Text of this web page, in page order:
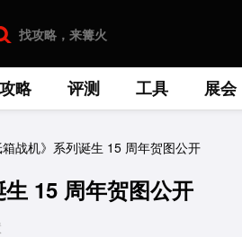
攻略 评测 工具 展会
箱战机》系列诞生 15 周年贺图公开
生 15 周年贺图公开